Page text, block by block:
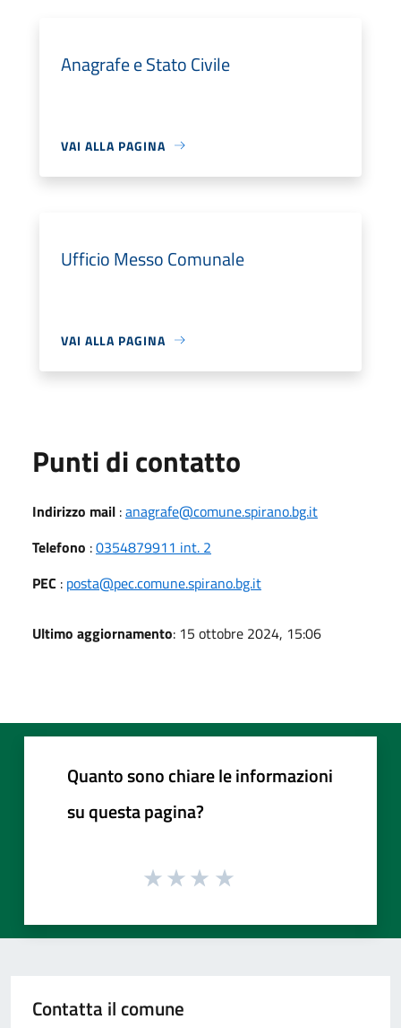
Anagrafe e Stato Civile
VAI ALLA PAGINA
Ufficio Messo Comunale
VAI ALLA PAGINA
Punti di contatto
Indirizzo mail :anagrafe@comune.spirano.bg.it
Telefono :0354879911 int. 2
PEC : posta@pec.comune.spirano.bg.it
Ultimo aggiornamento: 15 ottobre 2024, 15:06
Quanto sono chiare le informazioni
su questa pagina?
Contatta il comune